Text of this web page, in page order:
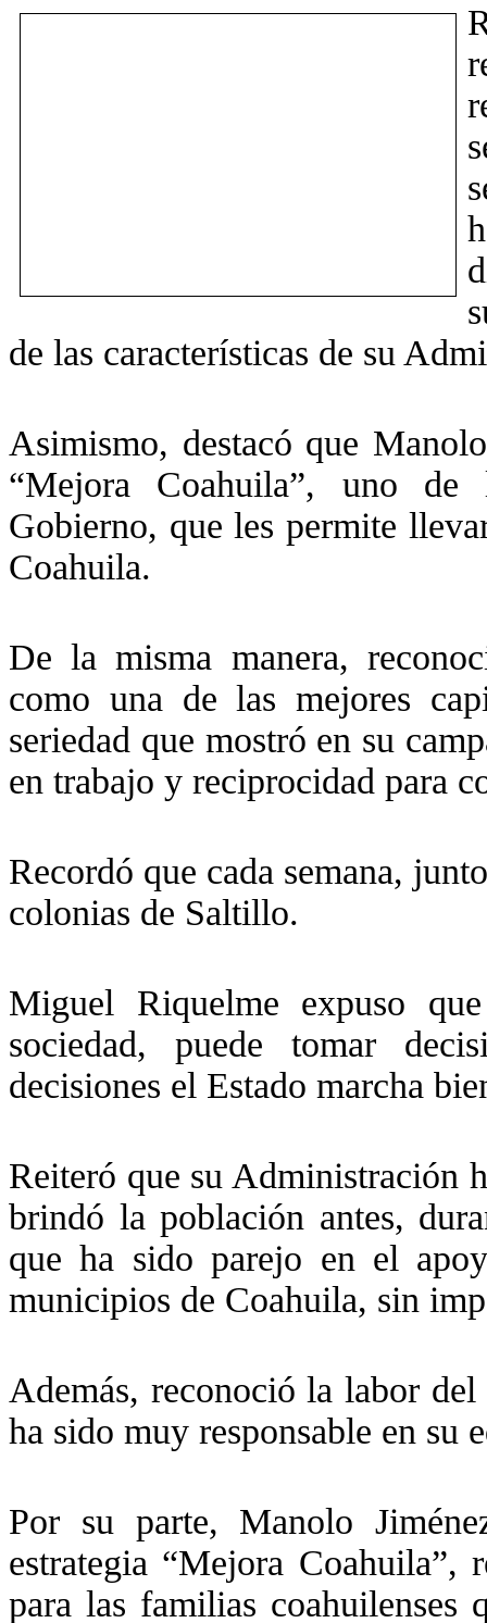
de las características de su
Asimismo, destacó que
“Mejora Coahuila”, uno de
Gobierno, que les permite
Coahuila.
De la misma manera,
como una de las mejores
seriedad que mostró en su
en trabajo y reciprocidad para
Recordó que cada semana,
colonias de Saltillo.
Miguel Riquelme expuso
sociedad, puede tomar
decisiones el Estado marcha
Reiteró que su Administración
brindó la población antes,
que ha sido parejo en el
municipios de Coahuila, sin
Además, reconoció la labor
ha sido muy responsable en su
Por su parte, Manolo
estrategia “Mejora Coahuila”,
para las familias